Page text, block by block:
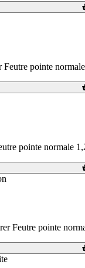
Feutre pointe
pointe normale
Feutre pointe